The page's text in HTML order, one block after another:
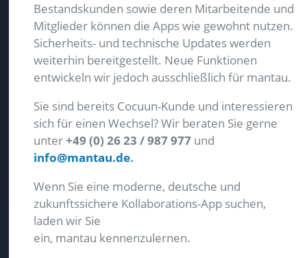
Bestandskunden sowie deren Mitarbeitende und
Mitglieder können die Apps wie gewohnt nutzen.
Sicherheits- und technische Updates werden
weiterhin bereitgestellt. Neue Funktionen
entwickeln wir jedoch ausschließlich für mantau.
Sie sind bereits Cocuun-Kunde und interessieren
sich für einen Wechsel? Wir beraten Sie gerne
unter+49 (0) 26 23 / 987 977und
info@mantau.de.
Wenn Sie eine moderne, deutsche und
zukunftssichere Kollaborations-App suchen,
laden wir Sie
ein, mantau kennenzulernen.